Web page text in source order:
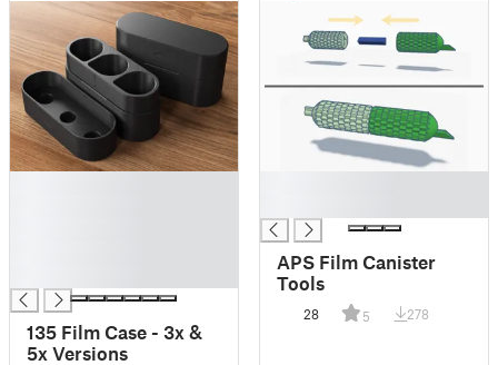
135 Film Case - 3x &
5x Versions
APS Film Canister
Tools
28 5 278